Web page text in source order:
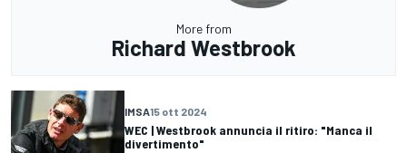
More from
Richard Westbrook
IMSA15 ott 2024
WEC | Westbrook annuncia il ritiro: "Manca il
divertimento"